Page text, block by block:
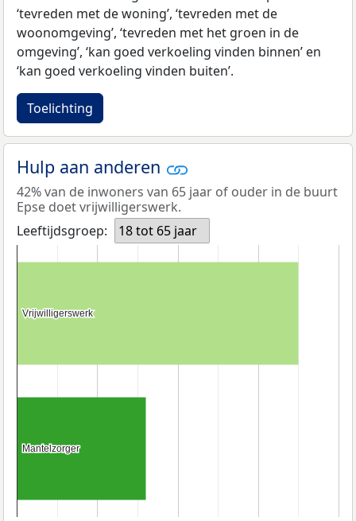
‘tevreden met de woning’, ‘tevreden met de
woonomgeving’, ‘tevreden met het groen in de
omgeving’, ‘kan goed verkoeling vinden binnen’ en
‘kan goed verkoeling vinden buiten’.
Toelichting
Hulp aan anderen
42% van de inwoners van 65 jaar of ouder in de buurt
Epse doet vrijwilligerswerk.
Leeftijdsgroep:
18 tot 65 jaar
Vrijwilligerswerk
Vrijwilligerswerk
Mantelzorger
Mantelzorger